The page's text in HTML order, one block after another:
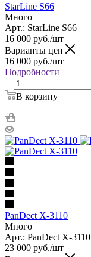
StarLine S66
Много
Арт.: StarLine S66
16 000 руб./шт
Варианты цен
16 000 руб./шт
Подробности
В корзину
PanDect X-3110
Много
Арт.: PanDect X-3110
23 000 руб./шт